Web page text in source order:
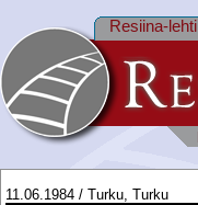
Resiina-lehti
11.06.1984 / Turku, Turku